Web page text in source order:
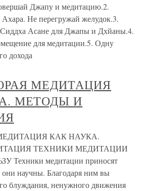
Джапу и медитацию.2.
Не перегружай желудок.3.
Асане для Джапы и Дхйаны.4.
для медитации.5. Одну
дохода
МЕДИТАЦИЯ
МЕТОДЫ И
КАК НАУКА.
ТЕХНИКИ МЕДИТАЦИИ
медитации приносят
они научны. Благодаря ним вы
блуждания, ненужного движения